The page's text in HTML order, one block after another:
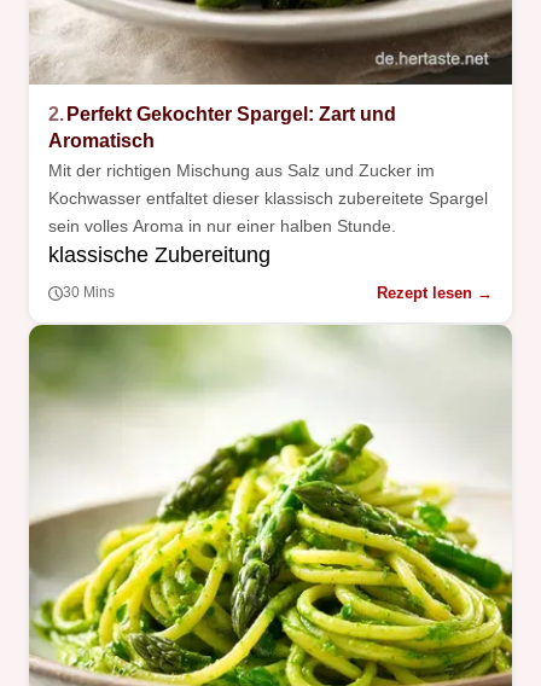
2. Perfekt Gekochter Spargel: Zart und
Aromatisch
Mit der richtigen Mischung aus Salz und Zucker im
Kochwasser entfaltet dieser klassisch zubereitete Spargel
sein volles Aroma in nur einer halben Stunde.
klassische Zubereitung
30 Mins Rezept lesen →